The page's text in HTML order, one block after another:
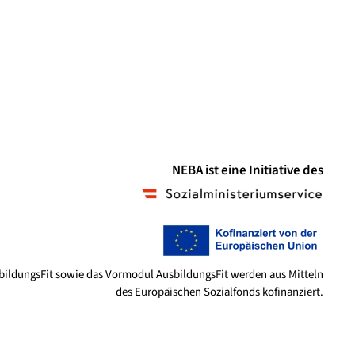
NEBA ist eine Initiative des
sowie das Vormodul AusbildungsFit werden aus Mitteln
des Europäischen Sozialfonds kofinanziert.